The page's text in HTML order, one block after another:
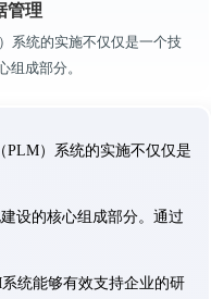
管理
系统的实施不仅仅是一个技
组成部分。
PLM）系统的实施不仅仅是
设的核心组成部分。通过
统能够有效支持企业的研